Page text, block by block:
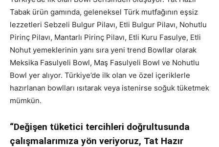
Tabak ürün gamında, geleneksel Türk mutfağının eşsiz
lezzetleri Sebzeli Bulgur Pilavı, Etli Bulgur Pilavı, Nohutlu
Pirinç Pilavı, Mantarlı Pirinç Pilavı, Etli Kuru Fasulye, Etli
Nohut yemeklerinin yanı sıra yeni trend Bowllar olarak
Meksika Fasulyeli Bowl, Maş Fasulyeli Bowl ve Nohutlu
Bowl yer alıyor. Türkiye’de ilk olan ve özel içeriklerle
hazırlanan bowlları ısıtarak veya istenirse soğuk tüketmek
mümkün.
“Değişen tüketici tercihleri doğrultusunda
çalışmalarımıza yön veriyoruz, Tat Hazır